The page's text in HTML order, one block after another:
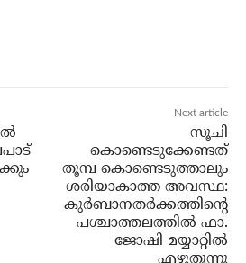
Next article
സൂചി
കൊണ്ടെടുക്കേണ്ടത്
തൂമ്പ കൊണ്ടെടുത്താലും
ശരിയാകാത്ത അവസ്ഥ:
കുര്‍ബാനതര്‍ക്കത്തിന്റെ
പശ്ചാത്തലത്തില്‍ ഫാ.
ജോഷി മയ്യാറ്റില്‍